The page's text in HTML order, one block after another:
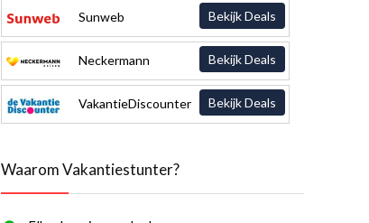
Sunweb Bekijk Deals
Neckermann Bekijk Deals
VakantieDiscounter Bekijk Deals
Waarom Vakantiestunter?